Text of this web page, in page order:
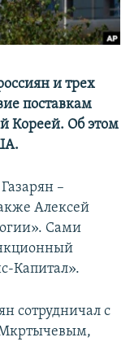
и трех
поставкам
Кореей. Об этом
–
Алексей
Сами
Капитал».
сотрудничал с